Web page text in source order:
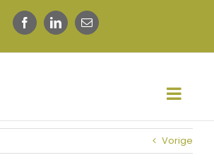
FacebookLinkedIn
E-
mail
Vorige